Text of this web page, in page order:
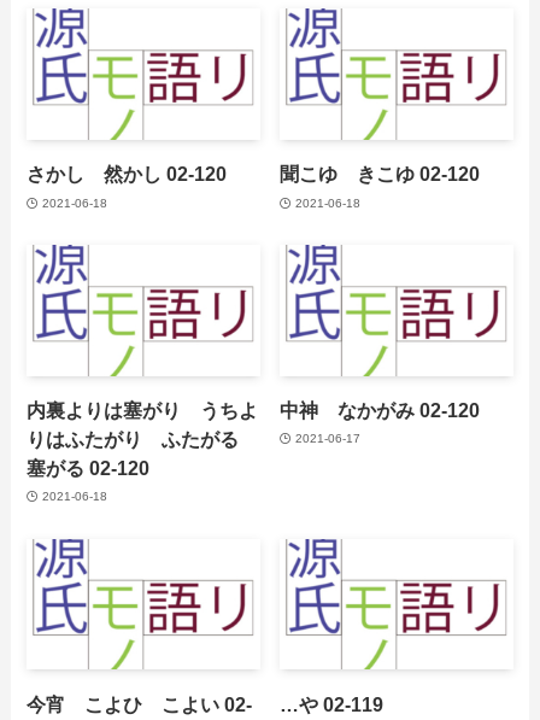
さかし 然かし 02-120
2021-06-18
聞こゆ きこゆ 02-120
2021-06-18
内裏よりは塞がり うちよ
りはふたがり ふたがる
塞がる 02-120
2021-06-18
中神 なかがみ 02-120
2021-06-17
今宵 こよひ こよい 02-
…や 02-119